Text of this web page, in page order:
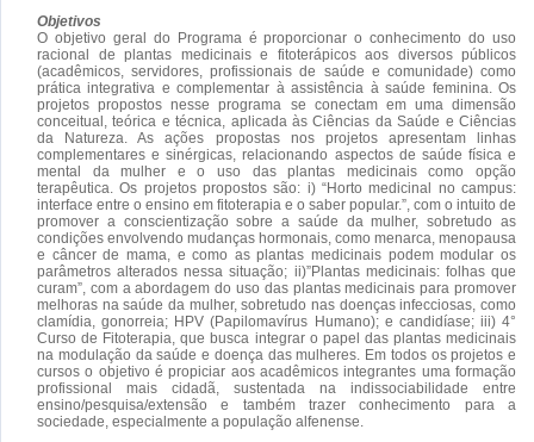
Objetivos
O objetivo geral do Programa é proporcionar o conhecimento do uso
racional de plantas medicinais e fitoterápicos aos diversos públicos
(acadêmicos, servidores, profissionais de saúde e comunidade) como
prática integrativa e complementar à assistência à saúde feminina. Os
projetos propostos nesse programa se conectam em uma dimensão
conceitual, teórica e técnica, aplicada às Ciências da Saúde e Ciências
da Natureza. As ações propostas nos projetos apresentam linhas
complementares e sinérgicas, relacionando aspectos de saúde física e
mental da mulher e o uso das plantas medicinais como opção
terapêutica. Os projetos propostos são: i) “Horto medicinal no campus:
interface entre o ensino em fitoterapia e o saber popular.”, com o intuito de
promover a conscientização sobre a saúde da mulher, sobretudo as
condições envolvendo mudanças hormonais, como menarca, menopausa
e câncer de mama, e como as plantas medicinais podem modular os
parâmetros alterados nessa situação; ii)”Plantas medicinais: folhas que
curam”, com a abordagem do uso das plantas medicinais para promover
melhoras na saúde da mulher, sobretudo nas doenças infecciosas, como
clamídia, gonorreia; HPV (Papilomavírus Humano); e candidíase; iii) 4°
Curso de Fitoterapia, que busca integrar o papel das plantas medicinais
na modulação da saúde e doença das mulheres. Em todos os projetos e
cursos o objetivo é propiciar aos acadêmicos integrantes uma formação
profissional mais cidadã, sustentada na indissociabilidade entre
ensino/pesquisa/extensão e também trazer conhecimento para a
sociedade, especialmente a população alfenense.